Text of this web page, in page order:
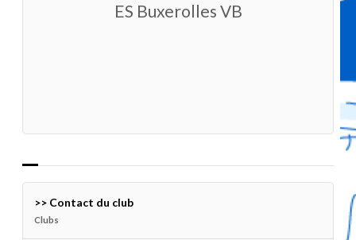
ES Buxerolles VB
Contact du club
Clubs